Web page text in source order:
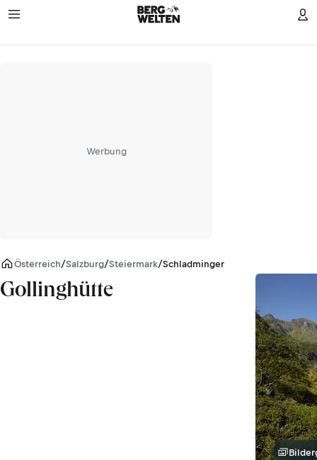
Werbung
Österreich/Salzburg/Steiermark/Schladminger Tauern
Gollinghütte